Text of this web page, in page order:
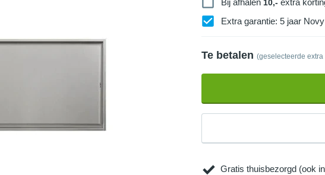
10,-
Extra garantie: 5 jaar
Te betalen (geselecteerde
Gratis thuisbezorgd (ook